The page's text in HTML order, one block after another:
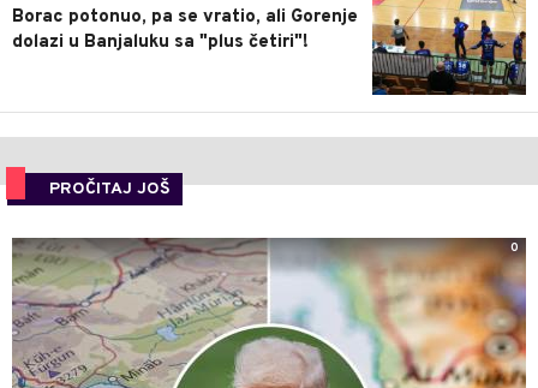
Borac potonuo, pa se vratio, ali Gorenje
dolazi u Banjaluku sa "plus četiri"!
PROČITAJ JOŠ
0